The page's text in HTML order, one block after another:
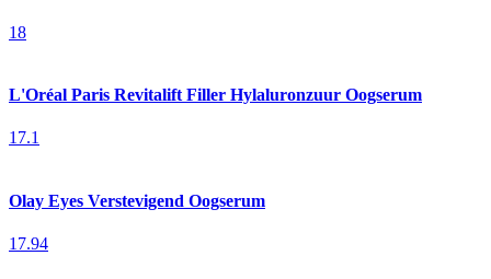
18
L'Oréal Paris Revitalift Filler Hylaluronzuur Oogserum
17.1
Olay Eyes Verstevigend Oogserum
17.94